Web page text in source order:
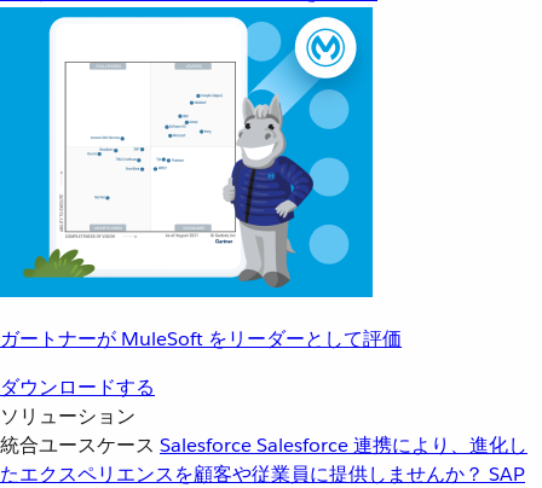
ガートナーが MuleSoft をリーダーとして評価
ダウンロードする
ソリューション
統合ユースケース SalesforceSalesforce 連携により、進化し
たエクスペリエンスを顧客や従業員に提供しませんか？ SAP